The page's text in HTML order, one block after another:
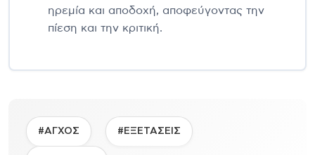
ηρεμία και αποδοχή, αποφεύγοντας την
πίεση και την κριτική.
#ΑΓΧΟΣ #ΕΞΕΤΑΣΕΙΣ